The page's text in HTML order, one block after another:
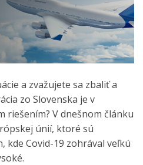
a zvažujete sa zbaliť a
zo Slovenska je v
riešením? V dnešnom článku
únií, ktoré sú
kde Covid-19 zohrával veľkú